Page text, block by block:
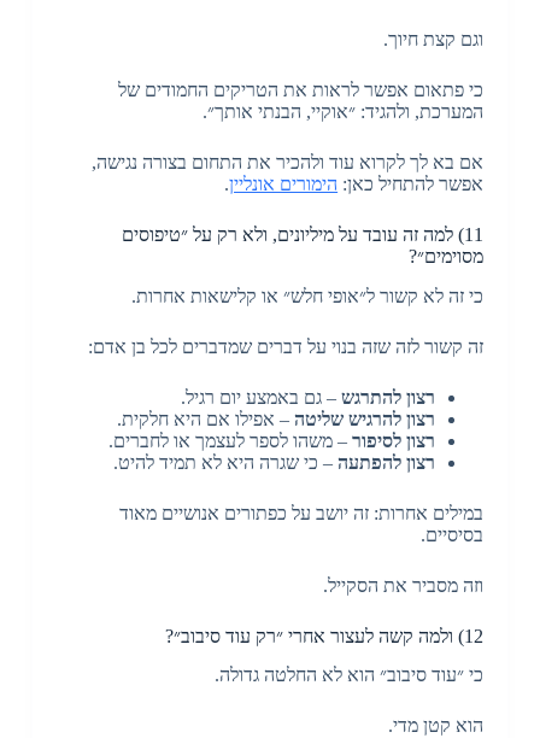
וגם קצת חיוך.
כי פתאום אפשר לראות את הטריקים החמודים של
המערכת, ולהגיד: ״אוקיי, הבנתי אותך״.
אם בא לך לקרוא עוד ולהכיר את התחום בצורה נגישה,
אפשר להתחיל כאן: הימורים אונליין.
11) למה זה עובד על מיליונים, ולא רק על ״טיפוסים
מסוימים״?
כי זה לא קשור ל״אופי חלש״ או קלישאות אחרות.
זה קשור לזה שזה בנוי על דברים שמדברים לכל בן אדם:
רצון להתרגש– גם באמצע יום רגיל.
רצון להרגיש שליטה– אפילו אם היא חלקית.
רצון לסיפור– משהו לספר לעצמך או לחברים.
רצון להפתעה– כי שגרה היא לא תמיד להיט.
במילים אחרות: זה יושב על כפתורים אנושיים מאוד
בסיסיים.
וזה מסביר את הסקייל.
12) ולמה קשה לעצור אחרי ״רק עוד סיבוב״?
כי ״עוד סיבוב״ הוא לא החלטה גדולה.
הוא קטן מדי.